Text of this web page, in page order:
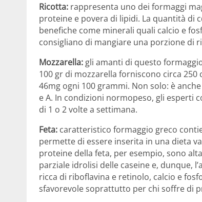
Ricotta: rappresenta uno dei formaggi
proteine e povera di lipidi. La quantità di
benefiche come minerali quali calcio e
consigliano di mangiare una porzione di
Mozzarella: gli amanti di questo
100 gr di mozzarella forniscono circa
46mg ogni 100 grammi. Non solo: è
e A. In condizioni normopeso, gli esperti
di 1 o 2 volte a settimana.
Feta: caratteristico formaggio greco
permette di essere inserita in una dieta
proteine della feta, per esempio, sono
parziale idrolisi delle caseine e, dunque,
ricca di riboflavina e retinolo, calcio e
sfavorevole soprattutto per chi soffre di